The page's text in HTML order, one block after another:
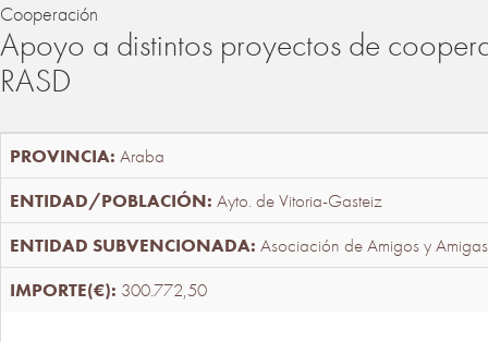
Cooperación
Apoyo a distintos proyectos de
RASD
Araba
Ayto. de Vitoria-Gasteiz
Asociación de Amigos y
300.772,50